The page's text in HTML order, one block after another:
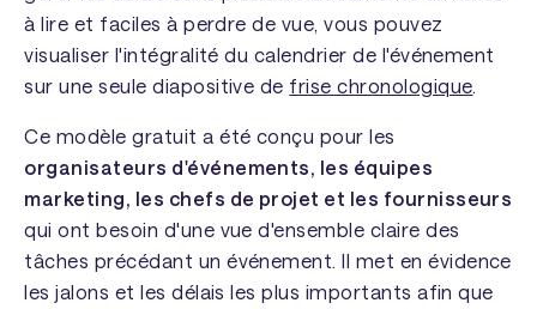
à lire et faciles à perdre de vue, vous pouvez
visualiser l'intégralité du calendrier de l'événement
sur une seule diapositive de frise chronologique
Ce modèle gratuit a été conçu pour les
organisateurs d'événements, les équipes
marketing, les chefs de projet et les fournisseurs
qui ont besoin d'une vue d'ensemble claire des
tâches précédant un événement. Il met en évidence
les jalons et les délais les plus importants afin que